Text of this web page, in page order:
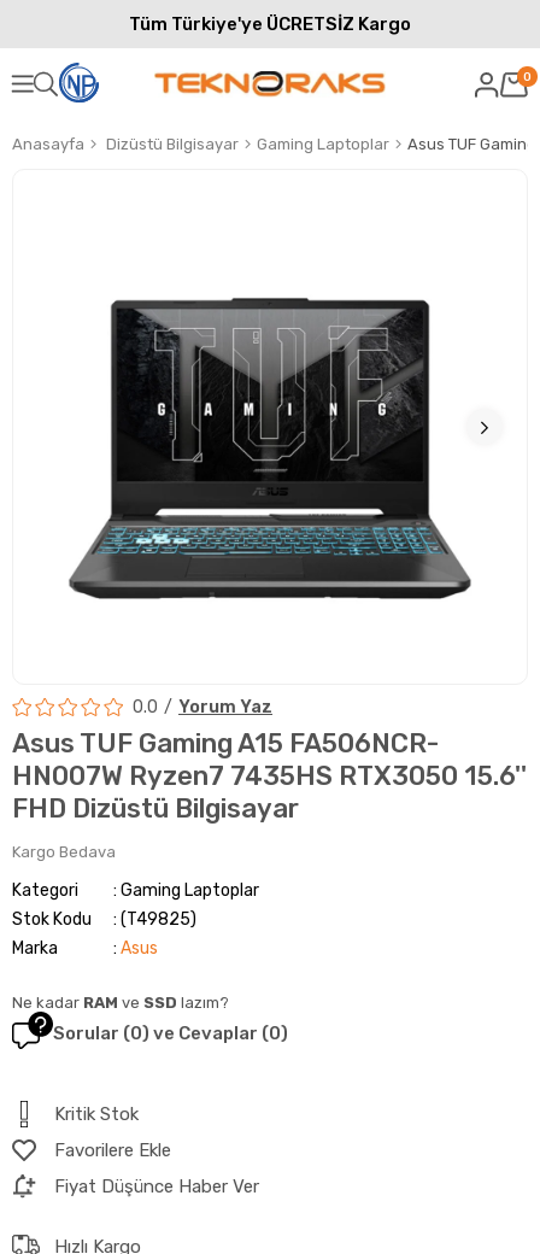
Tüm Türkiye'ye ÜCRETSİZ Kargo
0
Anasayfa Dizüstü Bilgisayar Gaming Laptoplar
0.0 Yorum Yaz
Asus TUF Gaming A15 FA506NCR-
HN007W Ryzen7 7435HS RTX3050 15.6''
FHD Dizüstü Bilgisayar
Kargo Bedava
Kategori
Gaming Laptoplar
Stok Kodu
(T49825)
Marka
: Asus
Ne kadar RAM ve SSD lazım?
Sorular (0) ve Cevaplar (0)
Kritik Stok
Favorilere Ekle
Fiyat Düşünce Haber Ver
Hızlı Kargo